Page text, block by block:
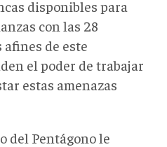
disponibles para
con las 28
afines de este
el poder de trabajar
estas amenazas
del Pentágono le